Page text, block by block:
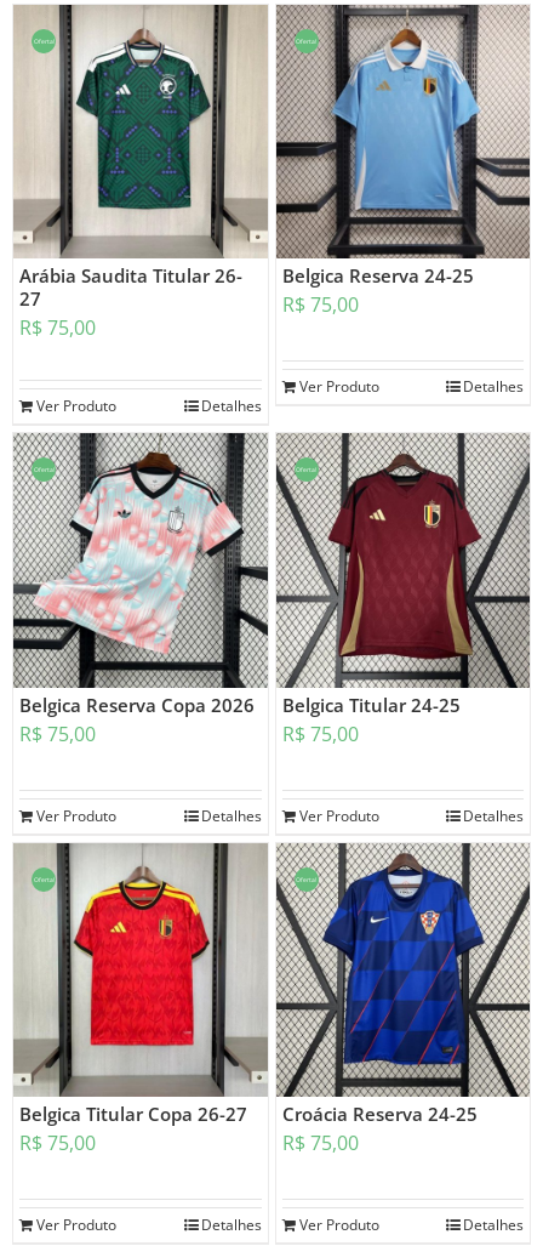
Oferta!
Arábia Saudita Titular 26-
27
R$ 75,00
Ver Produto Detalhes
Oferta!
Belgica Reserva 24-25
R$ 75,00
Ver Produto Detalhes
Oferta!
Belgica Reserva Copa 2026
R$ 75,00
Ver Produto Detalhes
Oferta!
Belgica Titular 24-25
R$ 75,00
Ver Produto Detalhes
Oferta!
Belgica Titular Copa 26-27
R$ 75,00
Ver Produto Detalhes
Oferta!
Croácia Reserva 24-25
R$ 75,00
Ver Produto Detalhes